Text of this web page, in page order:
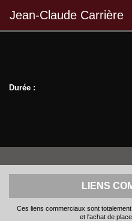
Jean-Claude Carrière
Durée :
LIENS
Ces liens commerciaux sont
et l'achat de